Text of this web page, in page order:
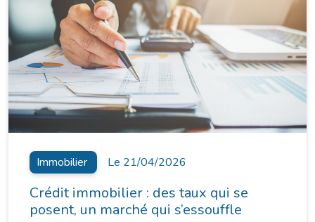
Immobilier Le 21/04/2026
Crédit immobilier : des taux qui se
posent, un marché qui s’essouffle